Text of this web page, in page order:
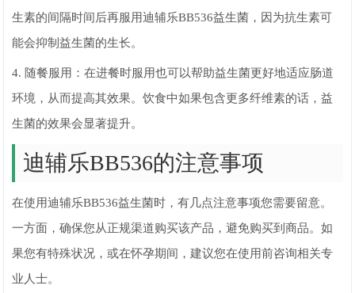
生素的间隔时间后再服用迪辅乐BB536益生菌，因为抗生素可
能会抑制益生菌的生长。
4. 随餐服用：在进餐时服用也可以帮助益生菌更好地适应肠道
环境，从而提高其效果。饮食中如果包含更多纤维素的话，益
生菌的效果会显著提升。
迪辅乐BB536的注意事项
在使用迪辅乐BB536益生菌时，有几点注意事项您需要留意。
一方面，确保您从正规渠道购买该产品，避免购买到商品。如
果您有特殊状况，或在怀孕期间，建议您在使用前咨询相关专
业人士。